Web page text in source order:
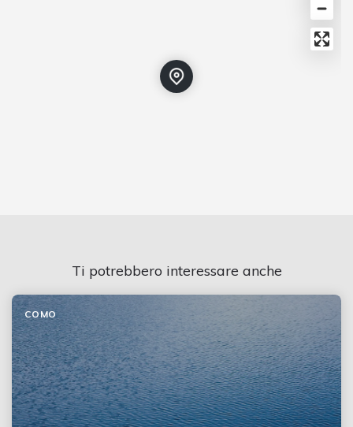
Ti potrebbero interessare anche
COMO